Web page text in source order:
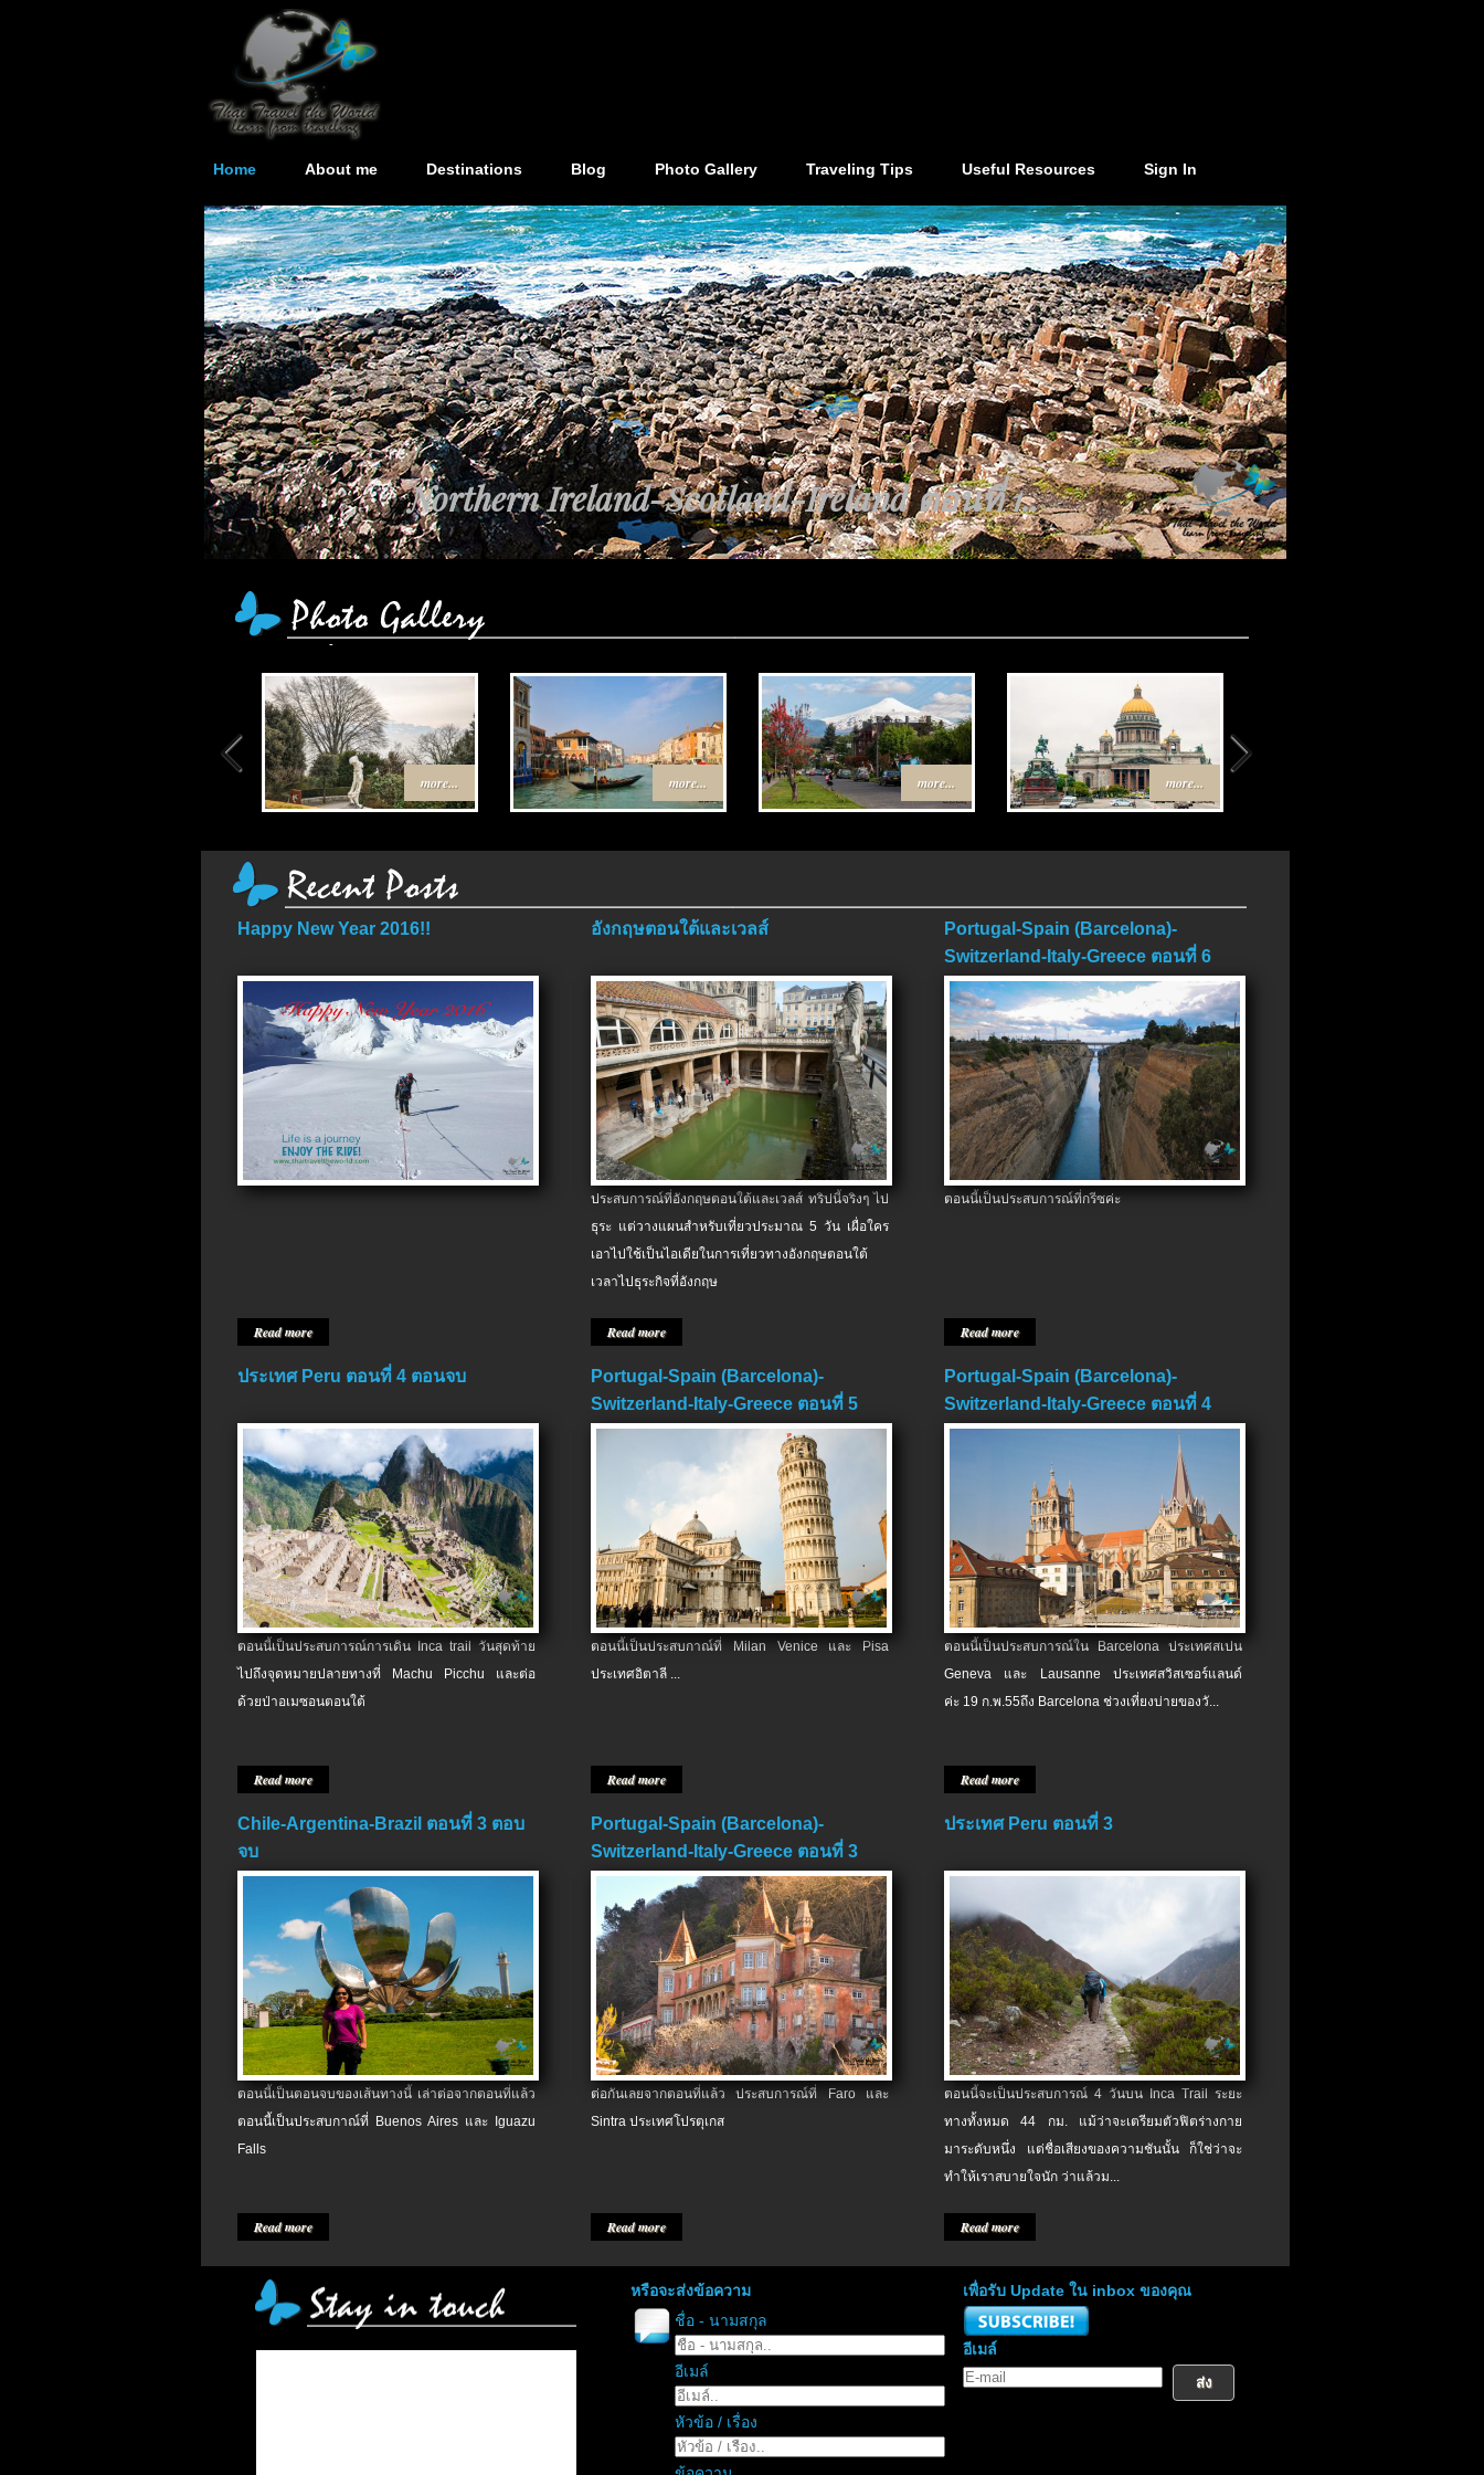
Home About me Destinations Blog Photo Gallery Traveling Tips Useful Resources Sign In
เส้นทาง Egypt-Jordan ตอนที่ 4 ตอนจบ..
more... more... more... more...
Happy New Year 2016!!
Read more
อังกฤษตอนใต้และเวลส์
ประสบการณ์ที่อังกฤษตอนใต้และเวลส์ ทริปนี้จริงๆ ไป
ธุระ แต่วางแผนสำหรับเที่ยวประมาณ 5 วัน เผื่อใคร
เอาไปใช้เป็นไอเดียในการเที่ยวทางอังกฤษตอนใต้
เวลาไปธุระกิจที่อังกฤษ
Read more
Portugal-Spain (Barcelona)-
Switzerland-Italy-Greece ตอนที่ 6
ตอนจบ
ตอนนี้เป็นประสบการณ์ที่กรีซค่ะ
Read more
ประเทศ Peru ตอนที่ 4 ตอนจบ
ตอนนี้เป็นประสบการณ์การเดิน Inca trail วันสุดท้าย
ไปถึงจุดหมายปลายทางที่ Machu Picchu และต่อ
ด้วยป่าอเมซอนตอนใต้
Read more
Portugal-Spain (Barcelona)-
Switzerland-Italy-Greece ตอนที่ 5
ตอนนี้เป็นประสบกาณ์ที่ Milan Venice และ Pisa
ประเทศอิตาลี ...
Read more
Portugal-Spain (Barcelona)-
Switzerland-Italy-Greece ตอนที่ 4
ตอนนี้เป็นประสบการณ์ใน Barcelona ประเทศสเปน
Geneva และ Lausanne ประเทศสวิสเซอร์แลนด์
ค่ะ 19 ก.พ.​55ถึง Barcelona ช่วงเที่ยงบ่ายของวั...
Read more
Chile-Argentina-Brazil ตอนที่ 3 ตอบ
จบ
ตอนนี้เป็นตอนจบของเส้นทางนี้ เล่าต่อจากตอนที่แล้ว
ตอนนี้เป็นประสบกาณ์ที่ Buenos Aires และ Iguazu
Falls
Read more
Portugal-Spain (Barcelona)-
Switzerland-Italy-Greece ตอนที่ 3
ต่อกันเลยจากตอนที่แล้ว ประสบการณ์ที่ Faro และ
Sintra ประเทศโปรตุเกส
Read more
ประเทศ Peru ตอนที่ 3
ตอนนี้จะเป็นประสบการณ์ 4 วันบน Inca Trail ระยะ
ทางทั้งหมด 44 กม. แม้ว่าจะเตรียมตัวฟิตร่างกาย
มาระดับหนึ่ง แต่ชื่อเสียงของความชันนั้น ก็ใช่ว่าจะ
ทำให้เราสบายใจนัก ว่าแล้วม...
Read more
หรือจะส่งข้อความ
ชื่อ - นามสกุล
อีเมล์
หัวข้อ / เรื่อง
เพื่อรับ Update ใน inbox ของคุณ
อีเมล์
ส่ง